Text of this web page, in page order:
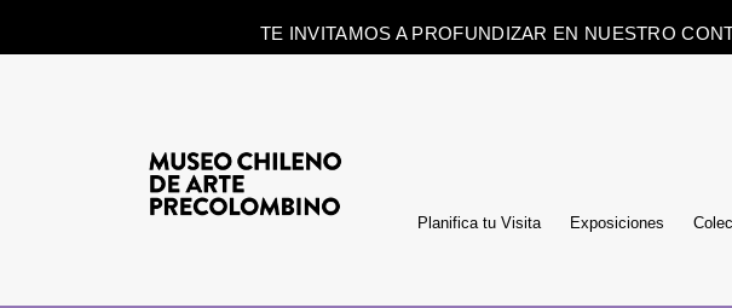
TE INVITAMOS A PROFUNDIZAR EN NUESTRO
Planifica tu Visita Exposiciones